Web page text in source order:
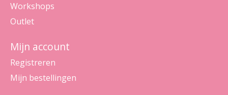
Workshops
Outlet
Mijn account
Registreren
Mijn bestellingen